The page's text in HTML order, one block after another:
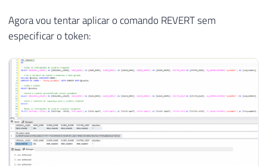
Agora vou tentar aplicar o comando REVERT sem
especificar o token: